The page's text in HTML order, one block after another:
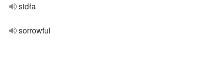
sidła
sorrowful